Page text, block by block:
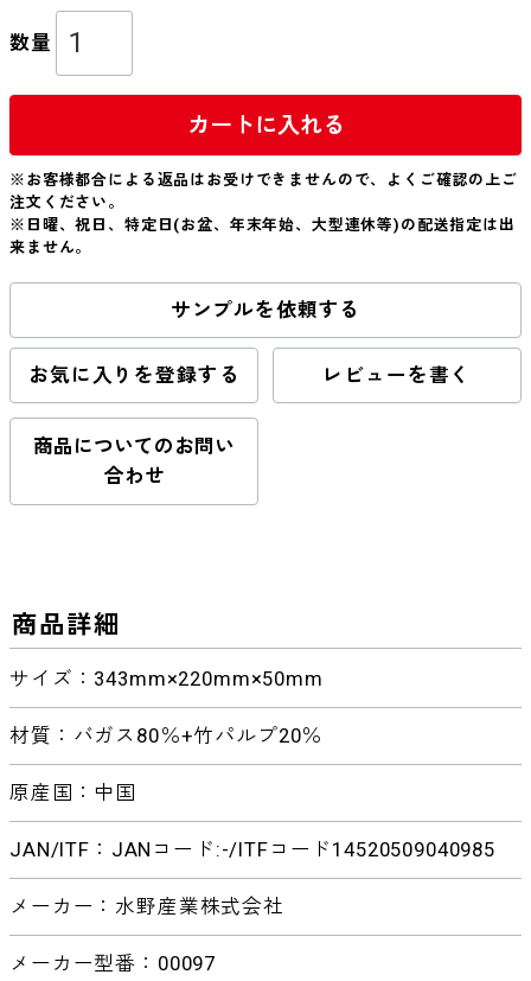
カートに入れる
※お客様都合による返品はお受けできませんので、よくご確認の上ご
注文ください。
※日曜、祝日、特定日(お盆、年末年始、大型連休等)の配送指定は出
来ません。
サンプルを依頼する
お気に入りを登録する レビューを書く
商品についてのお問い
合わせ
商品詳細
サイズ：343mm×220mm×50mm
材質：バガス80％+竹パルプ20％
原産国：中国
JAN/ITF：JANコード:-/ITFコード14520509040985
メーカー：水野産業株式会社
メーカー型番：00097